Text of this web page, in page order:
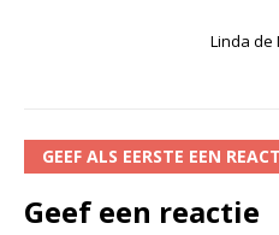
Linda de
GEEF ALS EERSTE EEN
Geef een reactie